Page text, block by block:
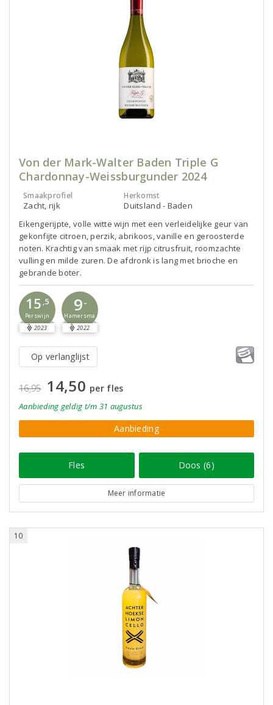
Von der Mark-Walter Baden Triple G
Chardonnay-Weissburgunder 2024
Smaakprofiel
Zacht, rijk
Herkomst
Duitsland - Baden
Eikengerijpte, volle witte wijn met een verleidelijke geur van
gekonfijte citroen, perzik, abrikoos, vanille en geroosterde
noten. Krachtig van smaak met rijp citrusfruit, roomzachte
vulling en milde zuren. De afdronk is lang met brioche en
gebrande boter.
15 ,5
Perswijn
2023
9-
Hamersma
2022
Op verlanglijst
16,95 14,50 per fles
Aanbieding geldig t/m 31 augustus
Aanbieding
Fles Doos (6)
Meer informatie
10